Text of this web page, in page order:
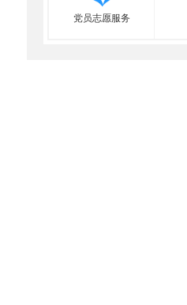
党员志愿服务